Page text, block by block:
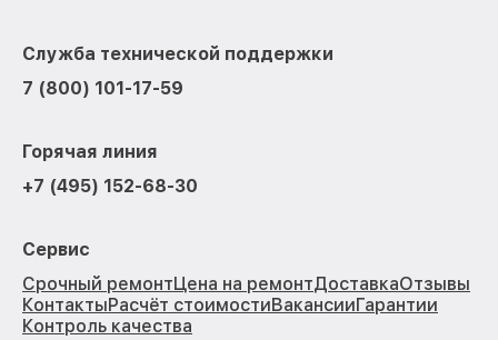
Служба технической поддержки
7 (800) 101-17-59
Горячая линия
+7 (495) 152-68-30
Сервис
Срочный ремонтЦена на ремонтДоставкаОтзывы
КонтактыРасчёт стоимостиВакансииГарантии
Контроль качества